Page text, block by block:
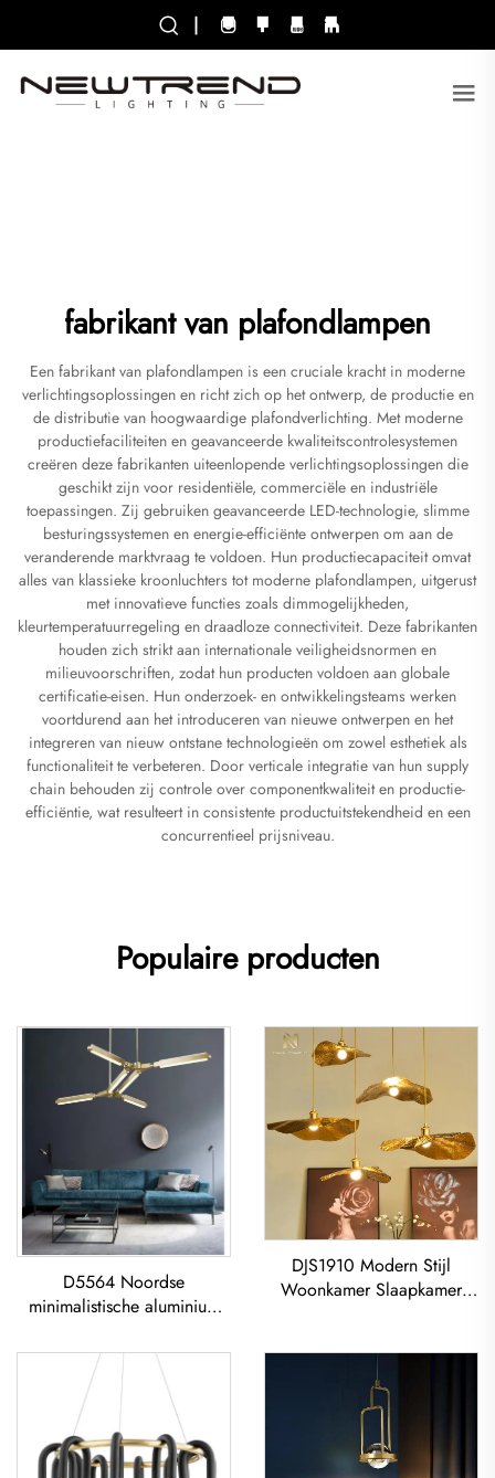
|
fabrikant van plafondlampen
Een fabrikant van plafondlampen is een cruciale kracht in moderne
verlichtingsoplossingen en richt zich op het ontwerp, de productie en
de distributie van hoogwaardige plafondverlichting. Met moderne
productiefaciliteiten en geavanceerde kwaliteitscontrolesystemen
creëren deze fabrikanten uiteenlopende verlichtingsoplossingen die
geschikt zijn voor residentiële, commerciële en industriële
toepassingen. Zij gebruiken geavanceerde LED-technologie, slimme
besturingssystemen en energie-efficiënte ontwerpen om aan de
veranderende marktvraag te voldoen. Hun productiecapaciteit omvat
alles van klassieke kroonluchters tot moderne plafondlampen, uitgerust
met innovatieve functies zoals dimmogelijkheden,
kleurtemperatuurregeling en draadloze connectiviteit. Deze fabrikanten
houden zich strikt aan internationale veiligheidsnormen en
milieuvoorschriften, zodat hun producten voldoen aan globale
certificatie-eisen. Hun onderzoek- en ontwikkelingsteams werken
voortdurend aan het introduceren van nieuwe ontwerpen en het
integreren van nieuw ontstane technologieën om zowel esthetiek als
functionaliteit te verbeteren. Door verticale integratie van hun supply
chain behouden zij controle over componentkwaliteit en productie-
efficiëntie, wat resulteert in consistente productuitstekendheid en een
concurrentieel prijsniveau.
Populaire producten
D5564 Noordse
minimalistische aluminium
led Kroonluchter Acryl
Geometrisch Hanglamp
DJS1910 Modern Stijl
Woonkamer Slaapkamer